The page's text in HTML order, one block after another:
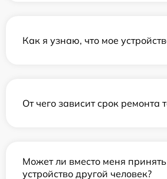
Как я узнаю, что мое
От чего зависит срок ремонта
Может ли вместо меня принять
устройство другой человек?